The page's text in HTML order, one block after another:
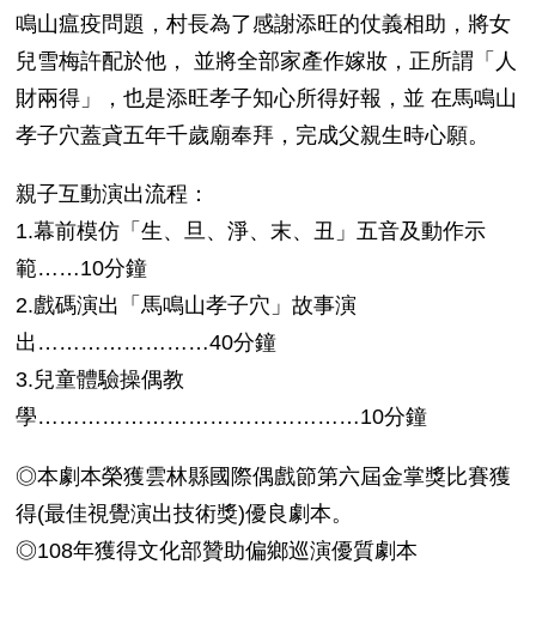
鳴山瘟疫問題，村長為了感謝添旺的仗義相助，將女
兒雪梅許配於他， 並將全部家產作嫁妝，正所謂「人
財兩得」，也是添旺孝子知心所得好報，並 在馬鳴山
孝子穴蓋貣五年千歲廟奉拜，完成父親生時心願。
親子互動演出流程：
1.幕前模仿「生、旦、淨、末、丑」五音及動作示
範……10分鐘
2.戲碼演出「馬鳴山孝子穴」故事演
出……………………40分鐘
3.兒童體驗操偶教
學………………………………………10分鐘
◎本劇本榮獲雲林縣國際偶戲節第六屆金掌獎比賽獲
得(最佳視覺演出技術獎)優良劇本。
◎108年獲得文化部贊助偏鄉巡演優質劇本